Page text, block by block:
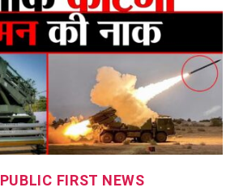
PUBLIC FIRST NEWS